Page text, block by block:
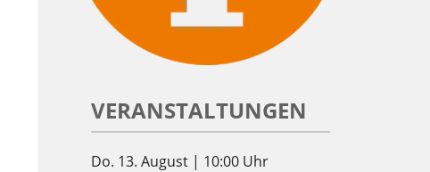
VERANSTALTUNGEN
Do. 13. August | 10:00 Uhr